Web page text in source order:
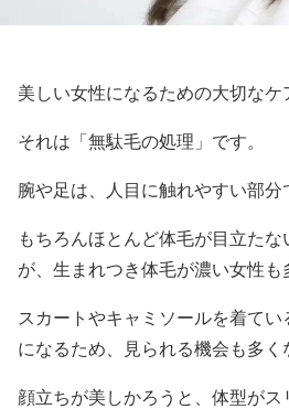
美しい女性になるための大切なケ
それは「無駄毛の処理」です。
腕や足は、人目に触れやすい部分
もちろんほとんど体毛が目立た
が、生まれつき体毛が濃い女性も
スカートやキャミソールを着てい
になるため、見られる機会も多く
顔立ちが美しかろうと、体型が